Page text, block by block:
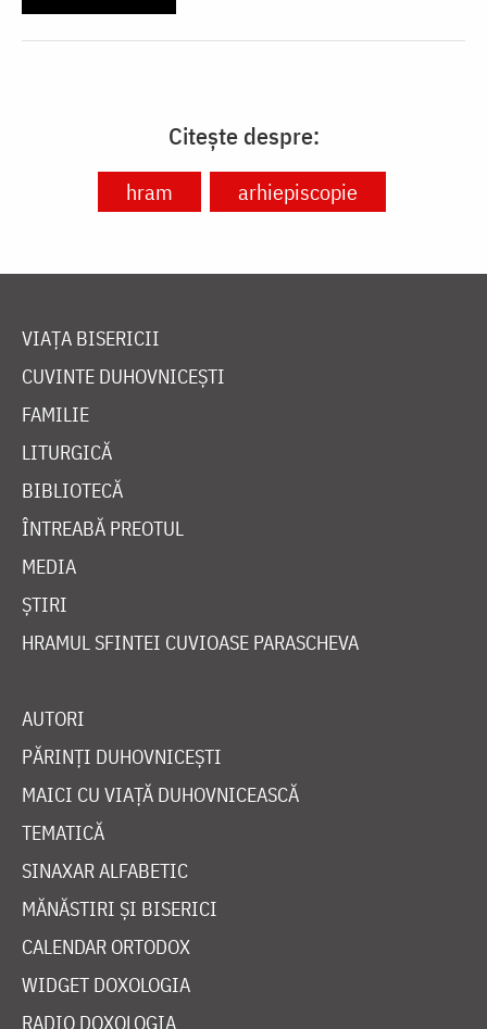
Citește despre:
hram arhiepiscopie
VIAȚA BISERICII
CUVINTE DUHOVNICEȘTI
FAMILIE
LITURGICĂ
BIBLIOTECĂ
ÎNTREABĂ PREOTUL
MEDIA
ȘTIRI
HRAMUL SFINTEI CUVIOASE PARASCHEVA
AUTORI
PĂRINȚI DUHOVNICEȘTI
MAICI CU VIAȚĂ DUHOVNICEASCĂ
TEMATICĂ
SINAXAR ALFABETIC
MĂNĂSTIRI ȘI BISERICI
CALENDAR ORTODOX
WIDGET DOXOLOGIA
RADIO DOXOLOGIA